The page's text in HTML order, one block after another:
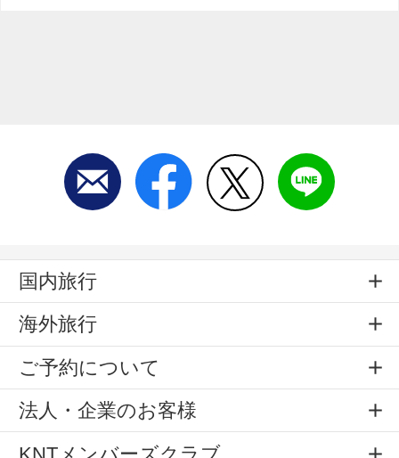
国内旅行
海外旅行
ご予約について
法人・企業のお客様